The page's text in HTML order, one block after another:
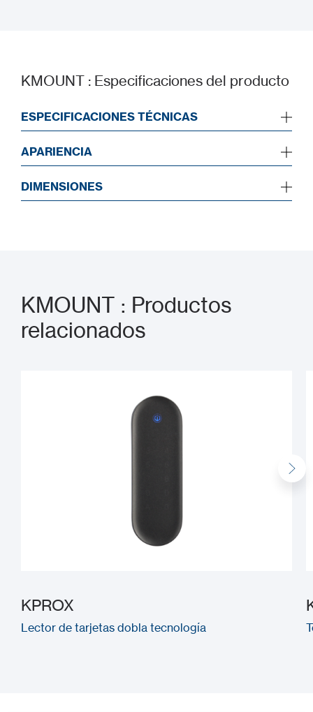
KMOUNT : Especificaciones del producto
ESPECIFICACIONES TÉCNICAS
APARIENCIA
DIMENSIONES
KMOUNT : Productos
relacionados
KPROX
Lector de tarjetas dobla tecnología